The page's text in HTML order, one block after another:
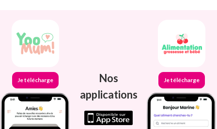
Je télécharge
Nos
applications
Je télécharge